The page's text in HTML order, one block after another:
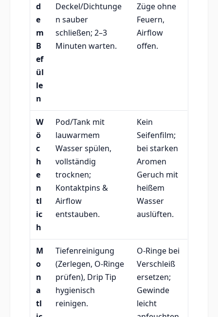
d
e
m
B
ef
ül
le
n
Deckel/Dichtunge
n sauber
schließen; 2–3
Minuten warten.
Züge ohne
Feuern,
Airflow
offen.
W
ö
c
h
e
n
tl
ic
h
Pod/Tank mit
lauwarmem
Wasser spülen,
vollständig
trocknen;
Kontaktpins &
Airflow
entstauben.
Kein
Seifenfilm;
bei starken
Aromen
Geruch mit
heißem
Wasser
auslüften.
M
o
n
a
tl
Tiefenreinigung
(Zerlegen, O-Ringe
prüfen), Drip Tip
hygienisch
reinigen.
O-Ringe bei
Verschleiß
ersetzen;
Gewinde
leicht